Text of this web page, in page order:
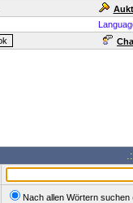
Nach allen Wörtern suchen